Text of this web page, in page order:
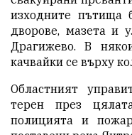
изходните пътища
дворове, мазета и
Драгижево. В
качвайки се върху
Областният
терен през
полицията и